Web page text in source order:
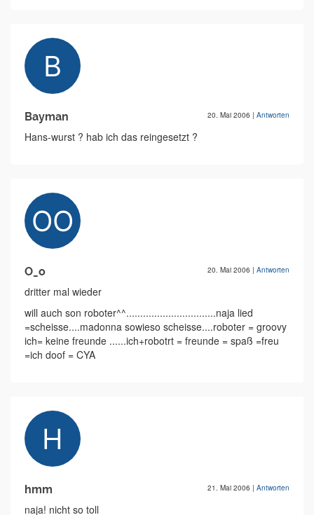
Bayman 20. Mai 2006 | Antworten
Hans-wurst ? hab ich das reingesetzt ?
O_o 20. Mai 2006 | Antworten
dritter mal wieder
will auch son roboter^^................................naja lied
=scheisse....madonna sowieso scheisse....roboter = groovy
ich= keine freunde ......ich+robotrt = freunde = spaß =freu
=ich doof = CYA
hmm 21. Mai 2006 | Antworten
naja! nicht so toll